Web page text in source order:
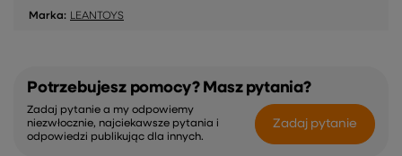
Marka: LEANTOYS
Potrzebujesz pomocy? Masz pytania?
Zadaj pytanie a my odpowiemy
niezwłocznie, najciekawsze pytania i
odpowiedzi publikując dla innych.
Zadaj pytanie